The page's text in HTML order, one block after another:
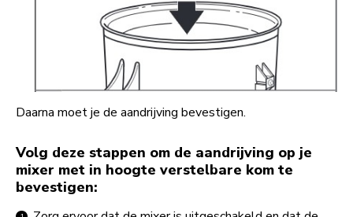
Daarna moet je de aandrijving bevestigen.
Volg deze stappen om de aandrijving op je
mixer met in hoogte verstelbare kom te
bevestigen: